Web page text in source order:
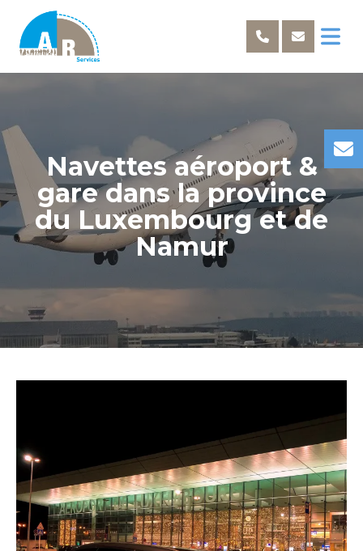
Navettes aéroport &
gare dans la province
du Luxembourg et de
Namur